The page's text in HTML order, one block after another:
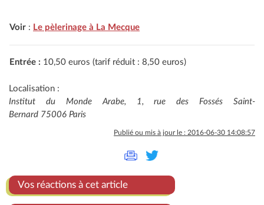
Voir : Le pèlerinage à La Mecque
Entrée : 10,50 euros (tarif réduit : 8,50 euros)
Localisation :
Institut du Monde Arabe, 1, rue des Fossés Saint-
Bernard 75006 Paris
Publié ou mis à jour le : 2016-06-30 14:08:57
Vos réactions à cet article